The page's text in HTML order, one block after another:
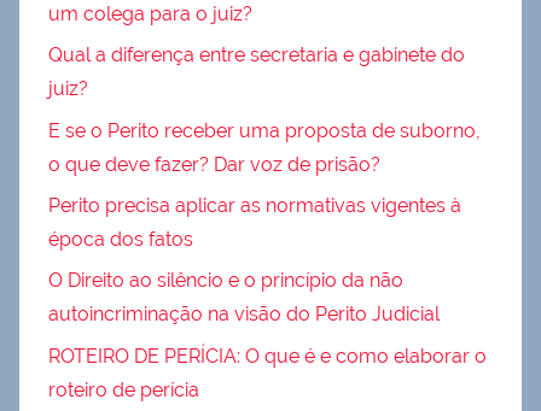
um colega para o juiz?
Qual a diferença entre secretaria e gabinete do
juiz?
E se o Perito receber uma proposta de suborno,
o que deve fazer? Dar voz de prisão?
Perito precisa aplicar as normativas vigentes à
época dos fatos
O Direito ao silêncio e o princípio da não
autoincriminação na visão do Perito Judicial
ROTEIRO DE PERÍCIA: O que é e como elaborar o
roteiro de perícia